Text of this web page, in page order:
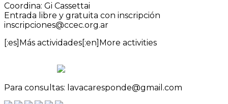
Coordina: Gi Cassettai
Entrada libre y gratuita con inscripción
inscripciones@ccec.org.ar
[:es]Más actividades[:en]More activities
Para consultas: lavacaresponde@gmail.com